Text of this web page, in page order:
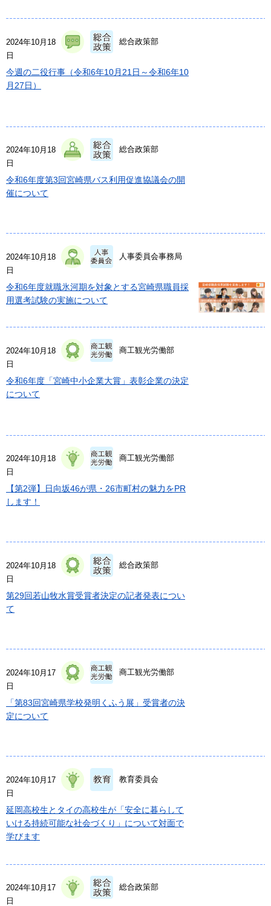
2024年10月18
日
総合政策部
今週の二役行事（令和6年10月21日～令和6年10
月27日）
2024年10月18
日
総合政策部
令和6年度第3回宮崎県バス利用促進協議会の開
催について
2024年10月18
日
人事委員会事務局
令和6年度就職氷河期を対象とする宮崎県職員採
用選考試験の実施について
2024年10月18
日
商工観光労働部
令和6年度「宮崎中小企業大賞」表彰企業の決定
について
2024年10月18
日
商工観光労働部
【第2弾】日向坂46が県・26市町村の魅力をPR
します！
2024年10月18
日
総合政策部
第29回若山牧水賞受賞者決定の記者発表につい
て
2024年10月17
日
商工観光労働部
「第83回宮崎県学校発明くふう展」受賞者の決
定について
2024年10月17
日
教育委員会
延岡高校生とタイの高校生が「安全に暮らして
いける持続可能な社会づくり」について対面で
学びます
2024年10月17
日
総合政策部